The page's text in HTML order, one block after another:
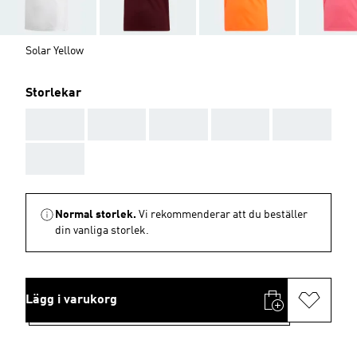
Solar Yellow
Storlekar
Normal storlek. Vi rekommenderar att du beställer
din vanliga storlek.
Lägg i varukorg